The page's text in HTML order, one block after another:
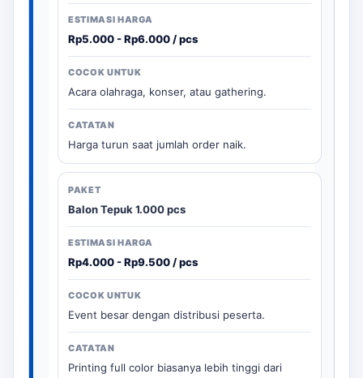
Rp5.000 - Rp6.000 / pcs
Acara olahraga, konser, atau gathering.
Harga turun saat jumlah order naik.
Balon Tepuk 1.000 pcs
Rp4.000 - Rp9.500 / pcs
Event besar dengan distribusi peserta.
Printing full color biasanya lebih tinggi dari